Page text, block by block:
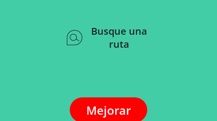
Busque una
ruta
Mejorar